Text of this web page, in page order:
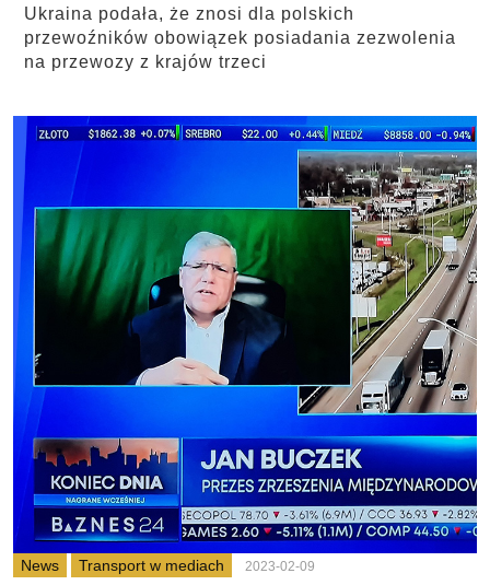
Ukraina podała, że znosi dla polskich
przewoźników obowiązek posiadania zezwolenia
na przewozy z krajów trzeci
News Transport w mediach 2023-02-09